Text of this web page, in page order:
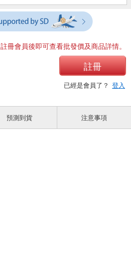
註冊會員後即可查看批發價及商品詳情。
註冊
已經是會員了？ 登入
預測到貨 注意事項